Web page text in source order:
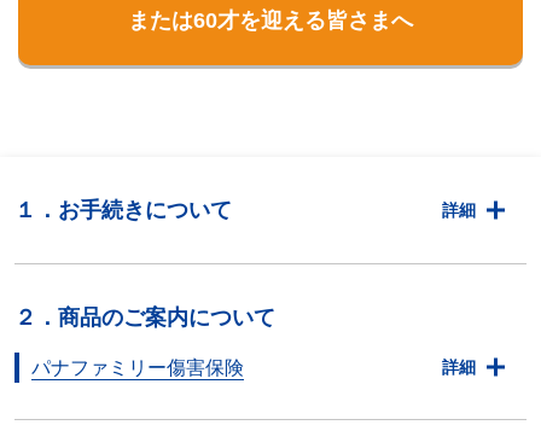
または60才を迎える皆さまへ
１．お手続きについて 詳細
２．商品のご案内について
パナファミリー傷害保険 詳細